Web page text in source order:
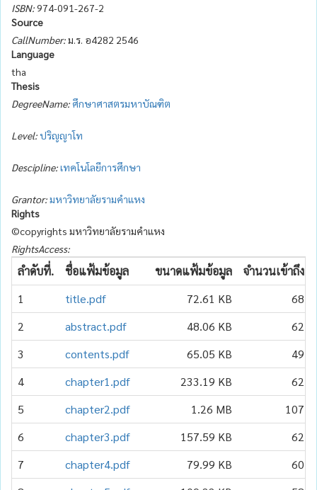
ISBN:974-091-267-2
Source
CallNumber:ม.ร. อ4282 2546
Language
tha
Thesis
DegreeName: ศึกษาศาสตรมหาบัณฑิต
Level:ปริญญาโท
Descipline:เทคโนโลยีการศึกษา
Grantor:มหาวิทยาลัยรามคำแหง
Rights
©copyrights มหาวิทยาลัยรามคำแหง
RightsAccess:
ลำดับที่. ชื่อแฟ้มข้อมูล ขนาดแฟ้มข้อมูล จำนวนเข้าถึง
1
title.pdf 72.61 KB 68
2
abstract.pdf 48.06 KB 62
3
contents.pdf 65.05 KB 49
4
chapter1.pdf 233.19 KB 62
5
chapter2.pdf 1.26 MB 107
6
chapter3.pdf 157.59 KB 62
7
chapter4.pdf 79.99 KB 60